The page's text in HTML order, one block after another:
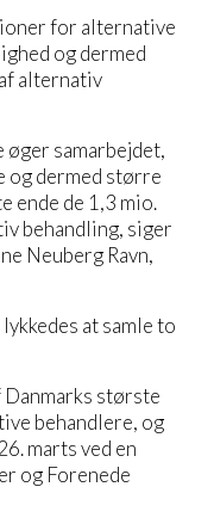
for alternative
og dermed
alternativ
samarbejdet,
og dermed større
ende de 1,3 mio.
behandling, siger
Neuberg Ravn,
at samle to
Danmarks største
behandlere, og
marts ved en
og Forenede